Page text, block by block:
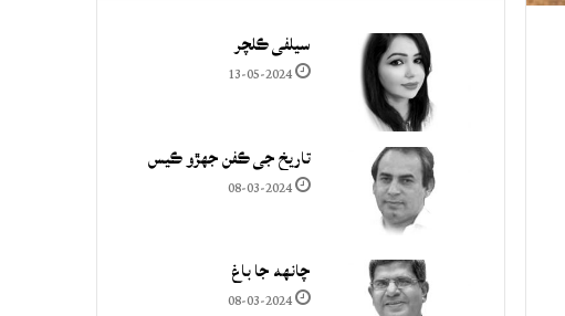
سيلفي ڪلچر
13-05-2024
تاريخ جي ڪفن جھڙو ڪيس
08-03-2024
چانهه جا باغ
08-03-2024